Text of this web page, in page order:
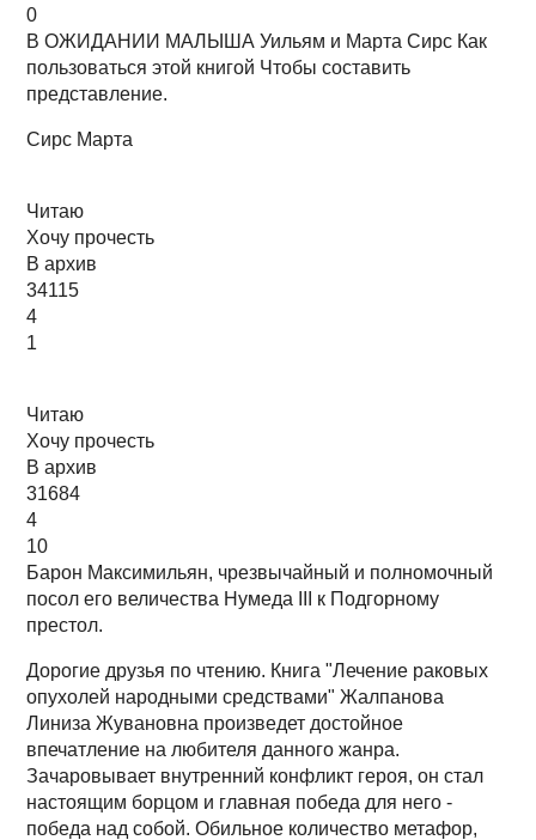
0
В ОЖИДАНИИ МАЛЫША Уильям и Марта Сирс Как
пользоваться этой книгой Чтобы составить
представление.
Сирс Марта
Читаю
Хочу прочесть
В архив
34115
4
1
Читаю
Хочу прочесть
В архив
31684
4
10
Барон Максимильян, чрезвычайный и полномочный
посол его величества Нумеда III к Подгорному
престол.
Дорогие друзья по чтению. Книга "Лечение раковых
опухолей народными средствами" Жалпанова
Линиза Жувановна произведет достойное
впечатление на любителя данного жанра.
Зачаровывает внутренний конфликт героя, он стал
настоящим борцом и главная победа для него -
победа над собой. Обильное количество метафор,